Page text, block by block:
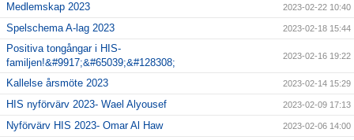
Medlemskap 2023 2023-02-22 10:40
Spelschema A-lag 2023 2023-02-18 15:44
Positiva tongångar i HIS-
familjen!&#9917;&#65039;&#128308;
2023-02-16 19:22
Kallelse årsmöte 2023 2023-02-14 15:29
HIS nyförvärv 2023- Wael Alyousef 2023-02-09 17:13
Nyförvärv HIS 2023- Omar Al Haw 2023-02-06 14:00